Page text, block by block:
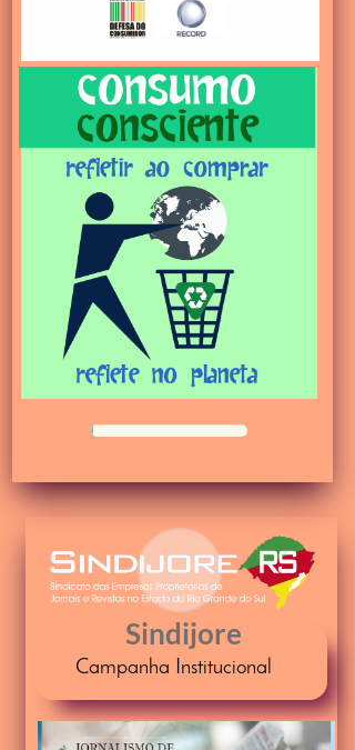
Campanha Institucional
Sindijore
50%